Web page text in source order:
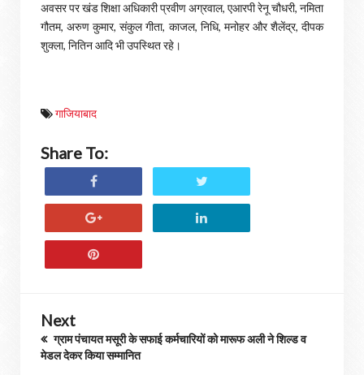
अवसर पर खंड शिक्षा अधिकारी प्रवीण अग्रवाल, एआरपी रेनू चौधरी, नमिता
गौतम, अरुण कुमार, संकुल गीता, काजल, निधि, मनोहर और शैलेंद्र, दीपक
शुक्ला, नितिन आदि भी उपस्थित रहे।
गाजियाबाद
Share To:
Next
ग्राम पंचायत मसूरी के सफाई कर्मचारियों को मारूफ अली ने शिल्ड व
मेडल देकर किया सम्मानित